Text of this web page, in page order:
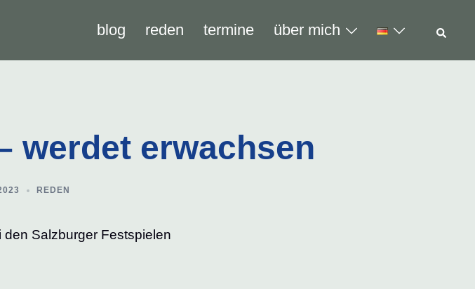
blog reden termine über mich
werdet erwachsen
REDEN
Salzburger Festspielen